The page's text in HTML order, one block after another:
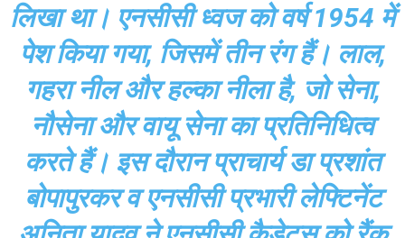
लिखा था। एनसीसी ध्वज को वर्ष 1954 में
पेश किया गया, जिसमें तीन रंग हैं। लाल,
गहरा नील और हल्का नीला है, जो सेना,
नौसेना और वायू सेना का प्रतिनिधित्व
करते हैं। इस दौरान प्राचार्य डा प्रशांत
बोपापुरकर व एनसीसी प्रभारी लेफ्टिनेंट